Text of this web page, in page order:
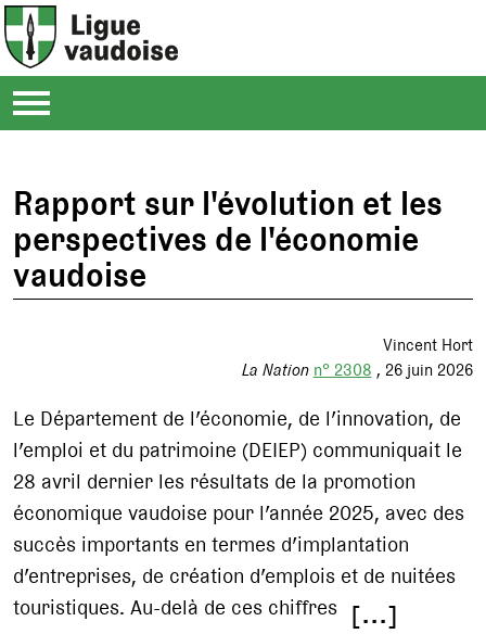
Rapport sur l'évolution et les
perspectives de l'économie
vaudoise
Vincent Hort
La Nation n° 2308 26 juin 2026
Le Département de l’économie, de l’innovation, de
l’emploi et du patrimoine (DEIEP) communiquait le
28 avril dernier les résultats de la promotion
économique vaudoise pour l’année 2025, avec des
succès importants en termes d’implantation
d’entreprises, de création d’emplois et de nuitées
touristiques. Au-delà de ces chiffres [...]